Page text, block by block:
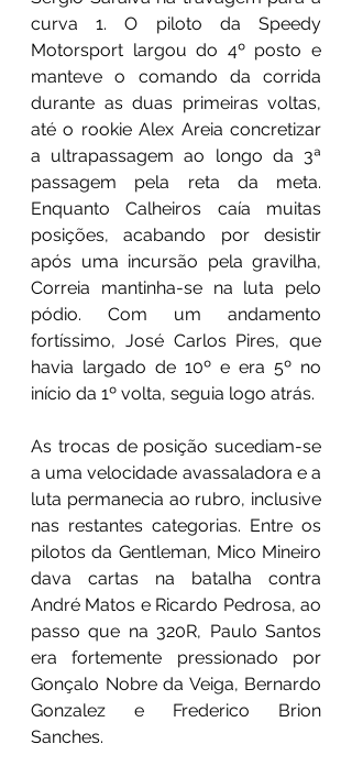
curva 1. O piloto da Speedy
Motorsport largou do 4º posto e
manteve o comando da corrida
durante as duas primeiras voltas,
até o rookie Alex Areia concretizar
a ultrapassagem ao longo da 3ª
passagem pela reta da meta.
Enquanto Calheiros caía muitas
posições, acabando por desistir
após uma incursão pela gravilha,
Correia mantinha-se na luta pelo
pódio. Com um andamento
fortíssimo, José Carlos Pires, que
havia largado de 10º e era 5º no
início da 1º volta, seguia logo atrás.
As trocas de posição sucediam-se
a uma velocidade avassaladora e a
luta permanecia ao rubro, inclusive
nas restantes categorias. Entre os
pilotos da Gentleman, Mico Mineiro
dava cartas na batalha contra
André Matos e Ricardo Pedrosa, ao
passo que na 320R, Paulo Santos
era fortemente pressionado por
Gonçalo Nobre da Veiga, Bernardo
Gonzalez e Frederico Brion
Sanches.